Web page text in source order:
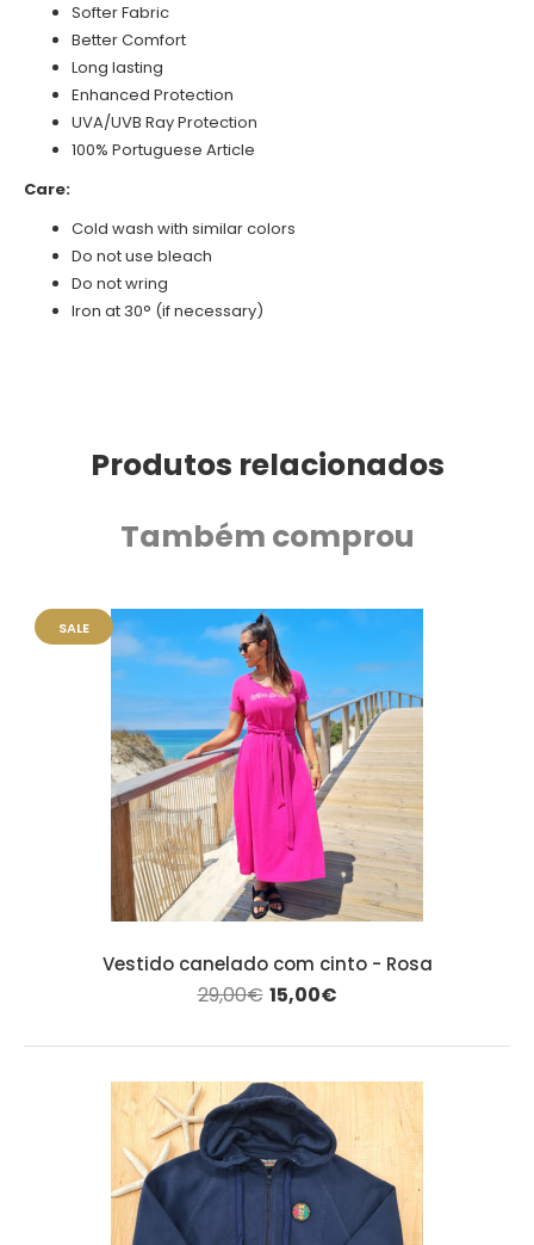
Softer Fabric
Better Comfort
Long lasting
Enhanced Protection
UVA/UVB Ray Protection
100% Portuguese Article
Care:
Cold wash with similar colors
Do not use bleach
Do not wring
Iron at 30° (if necessary)
Produtos relacionados
Também comprou
SALE
Vestido canelado com cinto - Rosa
29,00€ 15,00€